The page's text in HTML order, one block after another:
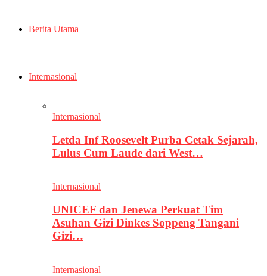
Berita Utama
Internasional
Internasional
Letda Inf Roosevelt Purba Cetak Sejarah,
Lulus Cum Laude dari West…
Internasional
UNICEF dan Jenewa Perkuat Tim
Asuhan Gizi Dinkes Soppeng Tangani
Gizi…
Internasional